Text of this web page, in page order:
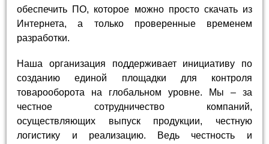
обеспечить ПО, которое можно просто скачать из
Интернета, а только проверенные временем
разработки.
Наша организация поддерживает инициативу по
созданию единой площадки для контроля
товарооборота на глобальном уровне. Мы – за
честное сотрудничество компаний,
осуществляющих выпуск продукции, честную
логистику и реализацию. Ведь честность и